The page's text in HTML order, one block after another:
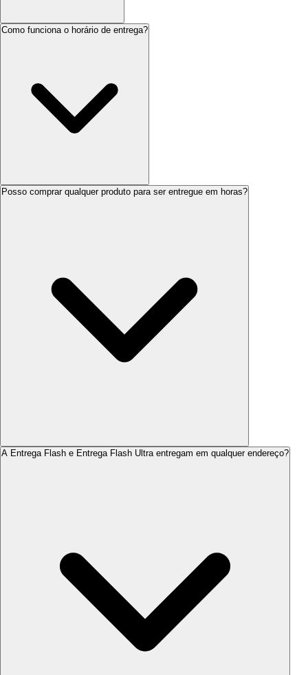
Como funciona o horário de entrega?
Posso comprar qualquer produto para ser entregue em horas?
A Entrega Flash e Entrega Flash Ultra entregam em qualquer endereço?